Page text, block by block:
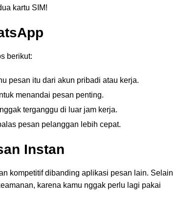
kartu SIM!
berikut:
pesan itu dari akun pribadi atau kerja.
menandai pesan penting.
terganggu di luar jam kerja.
pesan pelanggan lebih cepat.
Instan
kompetitif dibanding aplikasi pesan lain. Selain
karena kamu nggak perlu lagi pakai